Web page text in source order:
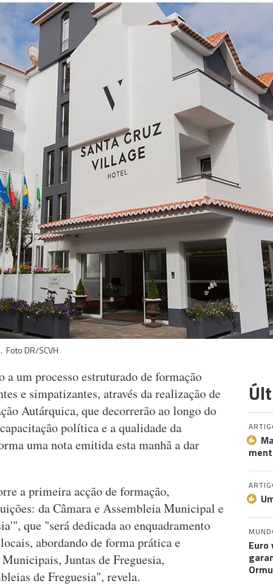
Foto DR/SCVH
um processo estruturado de formação
e simpatizantes, através da realização de
Autárquica, que decorrerão ao longo do
política e a qualidade da
uma nota emitida esta manhã a dar
a primeira acção de formação,
da Câmara e Assembleia Municipal e
que "será dedicada ao enquadramento
abordando de forma prática e
Juntas de Freguesia,
de Freguesia", revela.